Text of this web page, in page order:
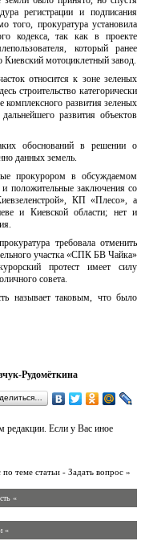
регистрации и подписания
того, прокуратура установила
кодекса, так как в проекте
который ранее
Киевский мотоциклетный завод.
относится к зоне зеленых
строительство категорически
развития зеленых
развития объектов
обоснований в решении о
данных земель.
прокурором в обсуждаемом
положительные заключения со
КП «Плесо», а
и Киевской области; нет и
требовала отменить
участка «СПК БВ Чайка»
протест имеет силу
совета.
называет таковым, что было
Рудомёткина
редакции. Если у Вас иное
теме статьи - Задать вопрос »
«
«